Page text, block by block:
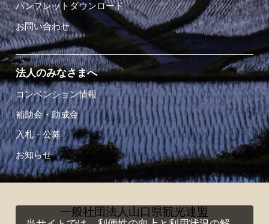
パンフレットダウンロード
お問い合わせ
法人のみなさまへ
コンベンション情報
補助金・助成金
入札・公募
お知らせ
一般社団法人山口県観光連盟